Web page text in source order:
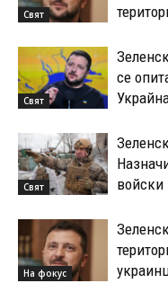
Свят
Свят
се
Свят
войски
На фокус